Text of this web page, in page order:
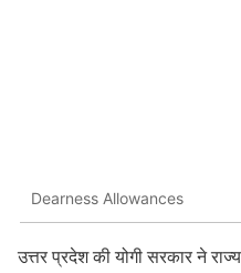
Dearness Allowances
उत्तर प्रदेश की योगी सरकार ने